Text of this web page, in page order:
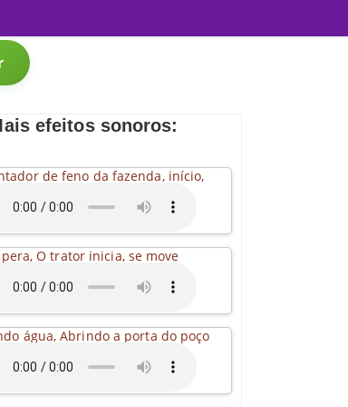
efeitos sonoros:
de feno da fazenda, início,
O trator inicia, se move
água, Abrindo a porta do poço